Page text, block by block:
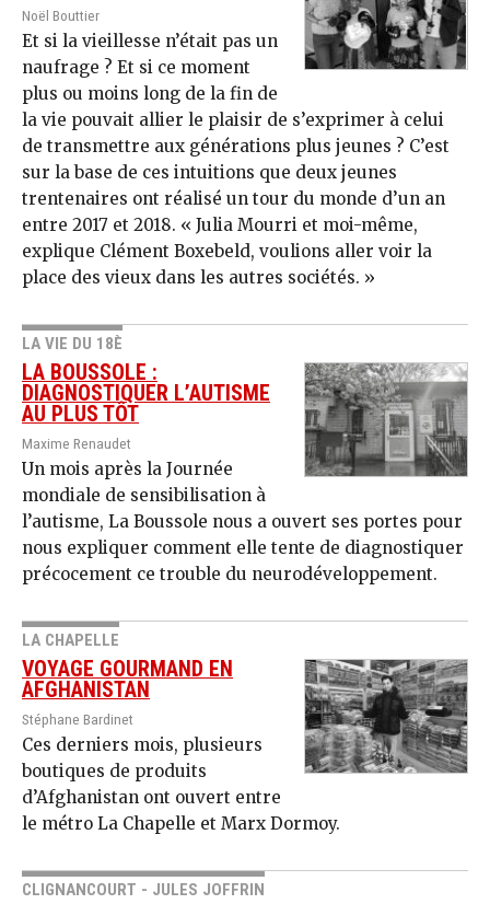
Noël Bouttier
Et si la vieillesse n’était pas un
naufrage ? Et si ce moment
plus ou moins long de la fin de
la vie pouvait allier le plaisir de s’exprimer à celui
de transmettre aux générations plus jeunes ? C’est
sur la base de ces intuitions que deux jeunes
trentenaires ont réalisé un tour du monde d’un an
entre 2017 et 2018. « Julia Mourri et moi-même,
explique Clément Boxebeld, voulions aller voir la
place des vieux dans les autres sociétés. »
LA VIE DU 18È
LA BOUSSOLE :
DIAGNOSTIQUER L’AUTISME
AU PLUS TÔT
Maxime Renaudet
Un mois après la Journée
mondiale de sensibilisation à
l’autisme, La Boussole nous a ouvert ses portes pour
nous expliquer comment elle tente de diagnostiquer
précocement ce trouble du neurodéveloppement.
LA CHAPELLE
VOYAGE GOURMAND EN
AFGHANISTAN
Stéphane Bardinet
Ces derniers mois, plusieurs
boutiques de produits
d’Afghanistan ont ouvert entre
le métro La Chapelle et Marx Dormoy.
CLIGNANCOURT - JULES JOFFRIN